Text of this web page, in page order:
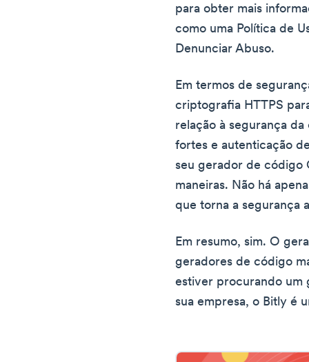
para obter mais
como uma Política de
Denunciar Abuso.
Em termos de
criptografia HTTPS
relação à segurança
fortes e autenticação
seu gerador de código
maneiras. Não há
que torna a segurança
Em resumo, sim. O
geradores de código
estiver procurando um
sua empresa, o Bitly é